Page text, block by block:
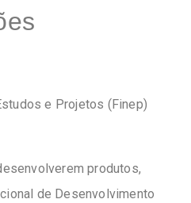
e Projetos (Finep)
produtos,
de Desenvolvimento